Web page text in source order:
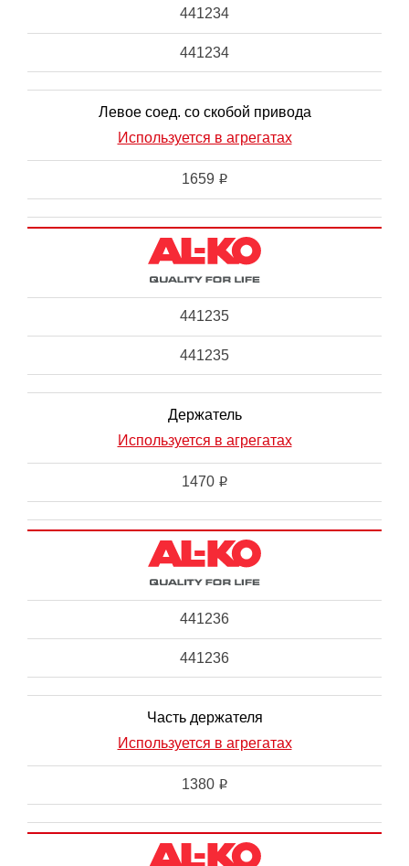
441234
441234
Левое соед. со скобой привода
Используется в агрегатах
1659 i
441235
441235
Держатель
Используется в агрегатах
1470 i
441236
441236
Часть держателя
Используется в агрегатах
1380 i